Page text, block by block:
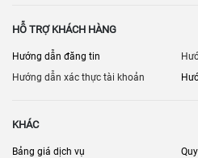
HỖ TRỢ KHÁCH HÀNG
Hướng dẫn đăng tin
Hướng dẫn xác thực tài khoản
KHÁC
Bảng giá dịch vụ